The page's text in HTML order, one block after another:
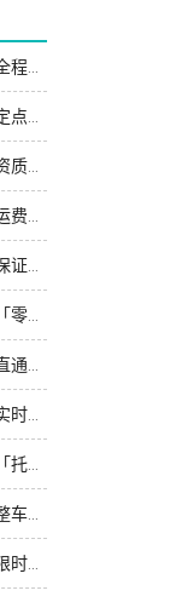
芗城区到滨州物流专线_价格透明「全程直达」
芗城区到菏泽物流专线_多少一吨「定点发车」
芗城区到郑州物流专线_多年经验「资质齐全」
芗城区到开封物流专线_需要几天「运费多少」
芗城区到洛阳物流专线_准时准点「保证时效」
芗城区到平顶山物流专线_托运放心「零担配货」
芗城区到德州物流专线_价格实惠「直通专线」
芗城区到临沂物流专线_送货到门「实时反馈」
芗城区到日照物流专线_直达不中转「托运放心」
芗城区到威海物流专线_多少公里「整车配货」
芗城区到泰安物流专线_整车配货「限时必达」